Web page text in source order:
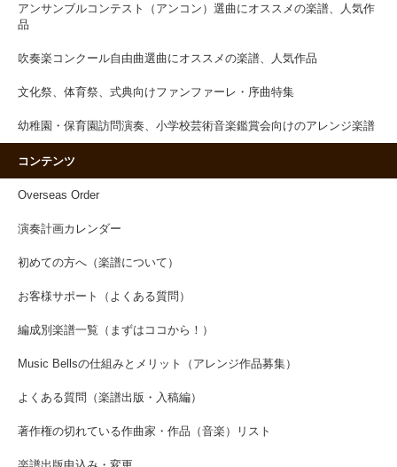
アンサンブルコンテスト（アンコン）選曲にオススメの楽譜、人気作
品
吹奏楽コンクール自由曲選曲にオススメの楽譜、人気作品
文化祭、体育祭、式典向けファンファーレ・序曲特集
幼稚園・保育園訪問演奏、小学校芸術音楽鑑賞会向けのアレンジ楽譜
コンテンツ
Overseas Order
演奏計画カレンダー
初めての方へ（楽譜について）
お客様サポート（よくある質問）
編成別楽譜一覧（まずはココから！）
Music Bellsの仕組みとメリット（アレンジ作品募集）
よくある質問（楽譜出版・入稿編）
著作権の切れている作曲家・作品（音楽）リスト